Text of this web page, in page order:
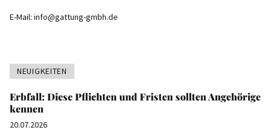
E-Mail: info@gattung-gmbh.de
NEUIGKEITEN
Erbfall: Diese Pflichten und Fristen sollten Angehörige
kennen
20.07.2026